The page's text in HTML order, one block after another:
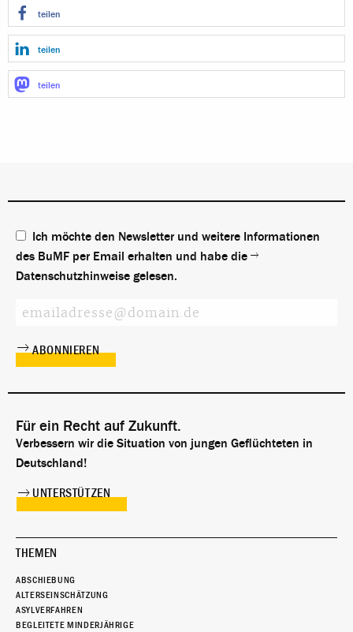
teilen
teilen
teilen
Ich möchte den Newsletter und weitere Informationen
des BuMF per Email erhalten und habe die
Datenschutzhinweise gelesen.
Für ein Recht auf Zukunft.
Verbessern wir die Situation von jungen Geflüchteten in
Deutschland!
UNTERSTÜTZEN
THEMEN
ABSCHIEBUNG
ALTERSEINSCHÄTZUNG
ASYLVERFAHREN
BEGLEITETE MINDERJÄHRIGE